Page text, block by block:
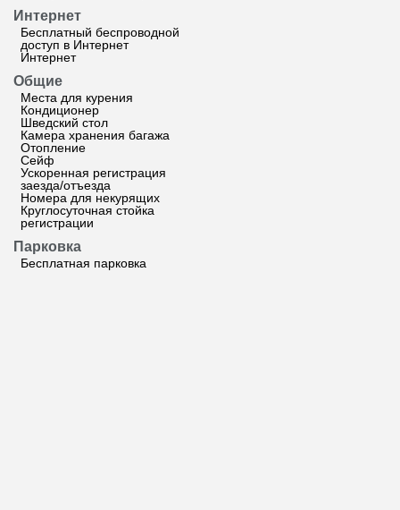
Интернет
Бесплатный беспроводной
доступ в Интернет
Интернет
Общие
Места для курения
Кондиционер
Шведский стол
Камера хранения багажа
Отопление
Сейф
Ускоренная регистрация
заезда/отъезда
Номера для некурящих
Круглосуточная стойка
регистрации
Парковка
Бесплатная парковка